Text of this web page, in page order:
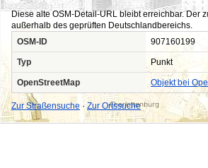
Diese alte OSM-Detail-URL bleibt erreichbar. Der
außerhalb des geprüften Deutschlandbereichs.
OSM-ID
907160199
Typ Punkt
OpenStreetMap Objekt bei
Zur Straßensuche · Zur Ortssuche